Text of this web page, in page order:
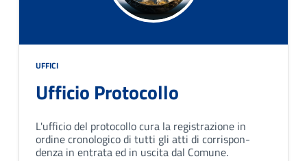
UFFICI
Ufficio Protocollo
L'ufficio del protocollo cura la registrazione in
ordine cronologico di tutti gli atti di corrispon-
denza in entrata ed in uscita dal Comune.